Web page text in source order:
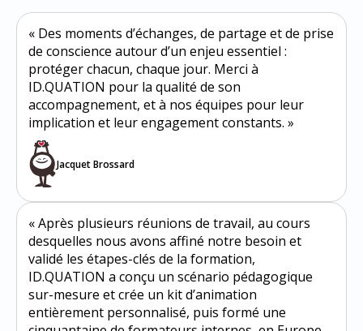
« Des moments d’échanges, de partage et de prise
de conscience autour d’un enjeu essentiel :
protéger chacun, chaque jour. Merci à
ID.QUATION pour la qualité de son
accompagnement, et à nos équipes pour leur
implication et leur engagement constants. »
Jacquet Brossard
« Après plusieurs réunions de travail, au cours
desquelles nous avons affiné notre besoin et
validé les étapes-clés de la formation,
ID.QUATION a conçu un scénario pédagogique
sur-mesure et crée un kit d’animation
entièrement personnalisé, puis formé une